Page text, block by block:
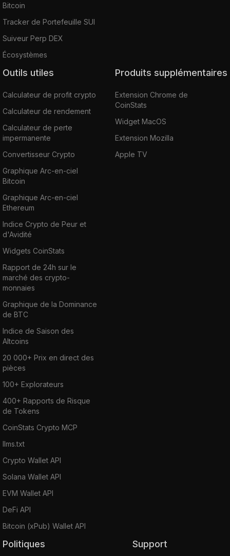
Bitcoin
Tracker de Portefeuille SUI
Suiveur Perp DEX
Écosystèmes
Outils utiles
Calculateur de profit crypto
Calculateur de rendement
Calculateur de perte
impermanente
Convertisseur Crypto
Graphique Arc-en-ciel
Bitcoin
Graphique Arc-en-ciel
Ethereum
Indice Crypto de Peur et
d'Avidité
Widgets CoinStats
Rapport de 24h sur le
marché des crypto-
monnaies
Graphique de la Dominance
de BTC
Indice de Saison des
Altcoins
20 000+ Prix en direct des
pièces
100+ Explorateurs
400+ Rapports de Risque
de Tokens
CoinStats Crypto MCP
llms.txt
Crypto Wallet API
Solana Wallet API
EVM Wallet API
DeFi API
Bitcoin (xPub) Wallet API
Produits supplémentaires
Extension Chrome de
CoinStats
Widget MacOS
Extension Mozilla
Apple TV
Politiques Support